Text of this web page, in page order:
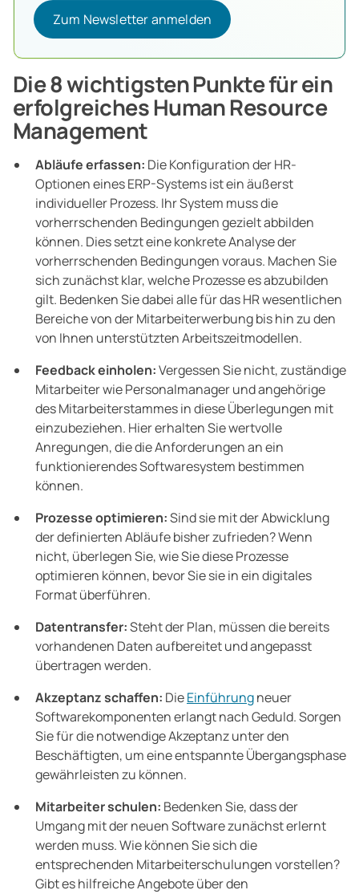
Zum Newsletter anmelden
Die 8 wichtigsten Punkte für ein
erfolgreiches Human Resource
Management
Abläufe erfassen: Die Konfiguration der HR-
Optionen eines ERP-Systems ist ein äußerst
individueller Prozess. Ihr System muss die
vorherrschenden Bedingungen gezielt abbilden
können. Dies setzt eine konkrete Analyse der
vorherrschenden Bedingungen voraus. Machen Sie
sich zunächst klar, welche Prozesse es abzubilden
gilt. Bedenken Sie dabei alle für das HR wesentlichen
Bereiche von der Mitarbeiterwerbung bis hin zu den
von Ihnen unterstützten Arbeitszeitmodellen.
Feedback einholen:Vergessen Sie nicht, zuständige
Mitarbeiter wie Personalmanager und angehörige
des Mitarbeiterstammes in diese Überlegungen mit
einzubeziehen. Hier erhalten Sie wertvolle
Anregungen, die die Anforderungen an ein
funktionierendes Softwaresystem bestimmen
können.
Prozesse optimieren:Sind sie mit der Abwicklung
der definierten Abläufe bisher zufrieden? Wenn
nicht, überlegen Sie, wie Sie diese Prozesse
optimieren können, bevor Sie sie in ein digitales
Format überführen.
Datentransfer:Steht der Plan, müssen die bereits
vorhandenen Daten aufbereitet und angepasst
übertragen werden.
Akzeptanz schaffen: DieEinführungneuer
Softwarekomponenten erlangt nach Geduld. Sorgen
Sie für die notwendige Akzeptanz unter den
Beschäftigten, um eine entspannte Übergangsphase
gewährleisten zu können.
Mitarbeiter schulen: Bedenken Sie, dass der
Umgang mit der neuen Software zunächst erlernt
werden muss. Wie können Sie sich die
entsprechenden Mitarbeiterschulungen vorstellen?
Gibt es hilfreiche Angebote über den